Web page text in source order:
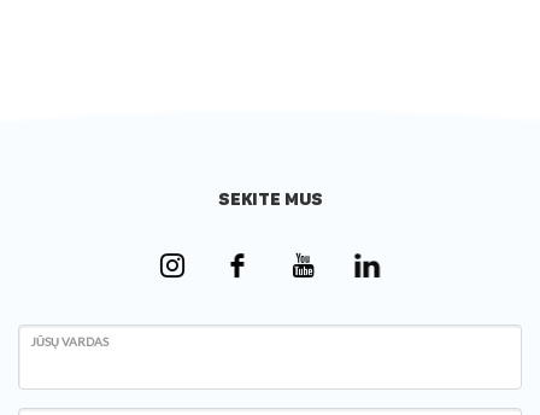
SEKITE MUS
JŪSŲ VARDAS